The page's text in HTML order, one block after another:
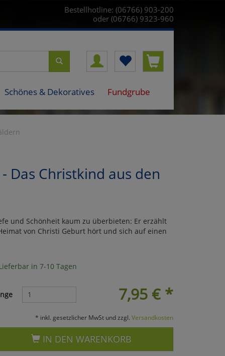
Bestellhotline: (06766) 903-200
oder (06766) 9323-960
Schönes & Dekoratives Fundgrube
Das Christkind aus den
und Schönheit kaum zu überbieten: Er erzählt
von Christi Geburt hört und sich auf einen
in 7-10 Tagen
7,95 €*
* inkl. gesetzlicher MwSt und zzgl. Versandkosten
IN DEN WARENKORB